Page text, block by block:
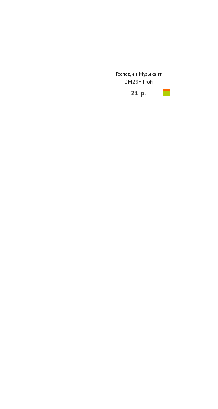
Господин Музыкант
DM29F Profi
21 р.